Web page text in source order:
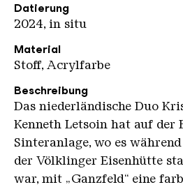
Datierung
2024, in situ
Material
Stoff, Acrylfarbe
Beschreibung
Das niederländische Duo
Kenneth Letsoin hat auf der
Sinteranlage, wo es
der Völklinger Eisenhütte
war, mit „Ganzfeld“ eine